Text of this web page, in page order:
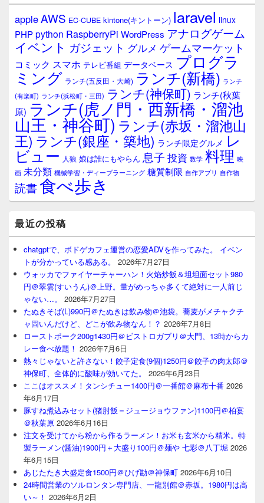
ウ
ィ
ジ
ェ
ア
appleAWS EC-CUBE kintone(キントーン) laravel linux
PHPpython RaspberryPi WordPress アナログゲーム
イベント ガジェット グルメ ゲームマーケット
コミック スマホ テレビ番組 データベース プログラ
ミング ランチ(五反田・大崎) ランチ(新橋) ランチ
(有楽町) ランチ(浜松町・三田) ランチ(神保町) ランチ(秋葉
原) ランチ(虎ノ門・西新橋・溜池
山王・神谷町) ランチ(赤坂・溜池山
王) ランチ(銀座・築地) ランチ限定グルメ レ
ビュー 人狼 娘は誰にもやらん 息子 投資 数学 料理 映
画 未分類 機械学習・ディープラーニング 糖質制限 自作アプリ 自作物
読書食べ歩き
最近の投稿
chatgptで、ボドゲカフェ運営の恋愛ADVを作ってみた。 イベン
トが分かっている感ある。
2026年7月27日
ウォッカでファイヤーチャーハン！火焰炒飯＆坦坦面セット980
円＠翠雲(すいうん)＠上野。量がめっちゃ多くて絶対に一人前じ
ゃない…。
2026年7月27日
たぬきそば(L)990円＠たぬきは飲み物＠池袋。蕎麦がメチャクチ
ャ固いんだけど、どこが飲み物なん！？ 2026年7月8日
ローストポーク200g1430円＠ビストロガブリ＠大門、13時からカ
レー食べ放題！ 2026年7月6日
熱々じゃないと許さない！餃子定食(9個)1250円＠餃子の肉太郎＠
神保町、全体的に酸味が効いてた。
2026年6月23日
ここはオススメ！タンシチュー1400円＠一番館＠麻布十番 2026
年6月17日
豚すね煮込みセット(猪肘飯＝ジュージョウファン)1100円＠柏宴
＠秋葉原 2026年6月16日
注文を受けてから粉から作るラーメン！お米も玄米から精米。特
製ラーメン(醤油)1900円＋大盛り100円＠麺や 七彩＠八丁堀 2026
年6月15日
あじたたき大盛定食1500円＠ひげ勘＠神保町 2026年6月10日
24時間営業のソルロンタン専門店、一龍別館＠赤坂。1980円は高
い～！ 2026年6月2日